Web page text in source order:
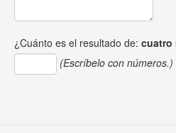
¿Cuánto es el resultado de: cuatro
(Escríbelo con números.)